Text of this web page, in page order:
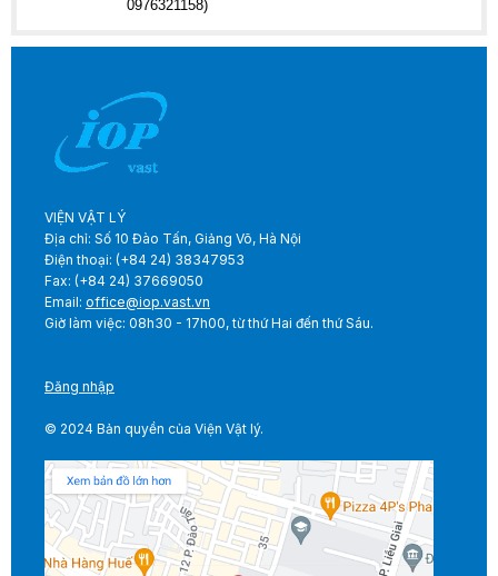
0976321158)
VIỆN VẬT LÝ
Địa chỉ: Số 10 Đào Tấn, Giảng Võ, Hà Nội
Điện thoại: (+84 24) 38347953
Fax: (+84 24) 37669050
Email: office@iop.vast.vn
Giờ làm việc: 08h30 - 17h00, từ thứ Hai đến thứ Sáu.
Đăng nhập
© 2024 Bản quyền của Viện Vật lý.